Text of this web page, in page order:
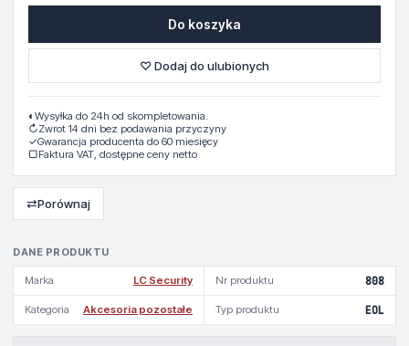
DANE PRODUKTU
Marka LC Security Nr produktu 808
Kategoria Akcesoria pozostałe Typ produktu EOL
Do koszyka
♡ Dodaj do ulubionych
◐ Wysyłka do 24h od skompletowania.
↻Zwrot 14 dni bez podawania przyczyny
✓Gwarancja producenta do 60 miesięcy
▢Faktura VAT, dostępne ceny netto
⇄Porównaj